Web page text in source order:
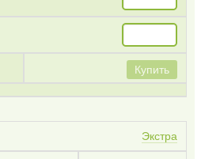
Купить
Экстра